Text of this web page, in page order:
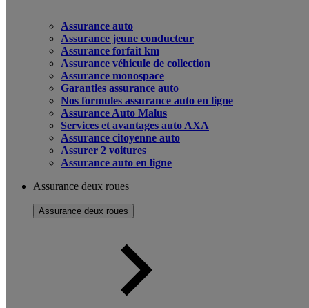
Assurance auto
Assurance jeune conducteur
Assurance forfait km
Assurance véhicule de collection
Assurance monospace
Garanties assurance auto
Nos formules assurance auto en ligne
Assurance Auto Malus
Services et avantages auto AXA
Assurance citoyenne auto
Assurer 2 voitures
Assurance auto en ligne
Assurance deux roues
Assurance deux roues